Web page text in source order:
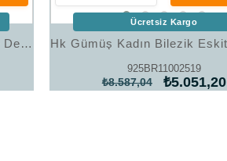
Hk Gümüş Kadın Bilezik Eskitme Desenli |Gümüş Takı Hediyelik Ürünler
925BR11002519
₺5.051,20
₺8.587,04
Ücretsiz Kargo